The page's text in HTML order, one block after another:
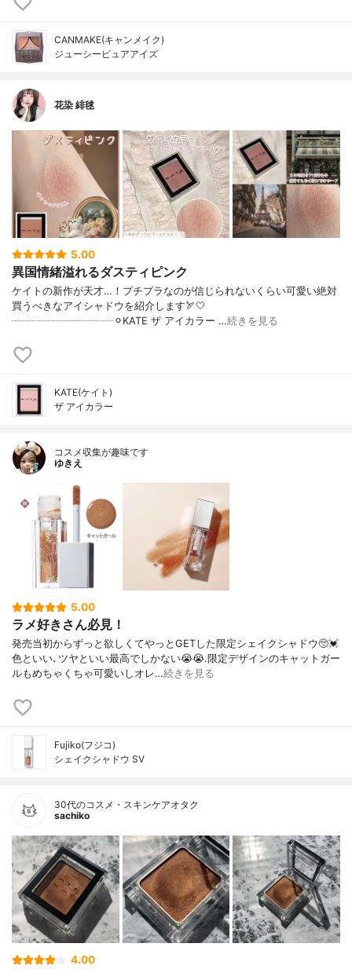
CANMAKE(キャンメイク)
ジューシーピュアアイズ
花染 緋毬
5.00
異国情緒溢れるダスティピンク
ケイトの新作が天才…！プチプラなのが信じられないくらい可愛い絶対
買うべきなアイシャドウを紹介します🏹🤍
┈┈┈┈┈┈┈┈┈┈⚪︎KATE ザ アイカラー …続きを見る
KATE(ケイト)
ザ アイカラー
コスメ収集が趣味です
ゆきえ
5.00
ラメ好きさん必見！
発売当初からずっと欲しくてやっとGETした限定シェイクシャドウ🥺💓
色といい､ツヤといい最高でしかない😭😭.限定デザインのキャットガー
ルもめちゃくちゃ可愛いしオレ…続きを見る
Fujiko(フジコ)
シェイクシャドウ SV
30代のコスメ・スキンケアオタク
sachiko
4.00